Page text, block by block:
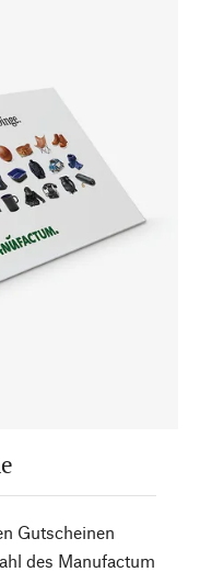
Gutscheinen
des Manufactum